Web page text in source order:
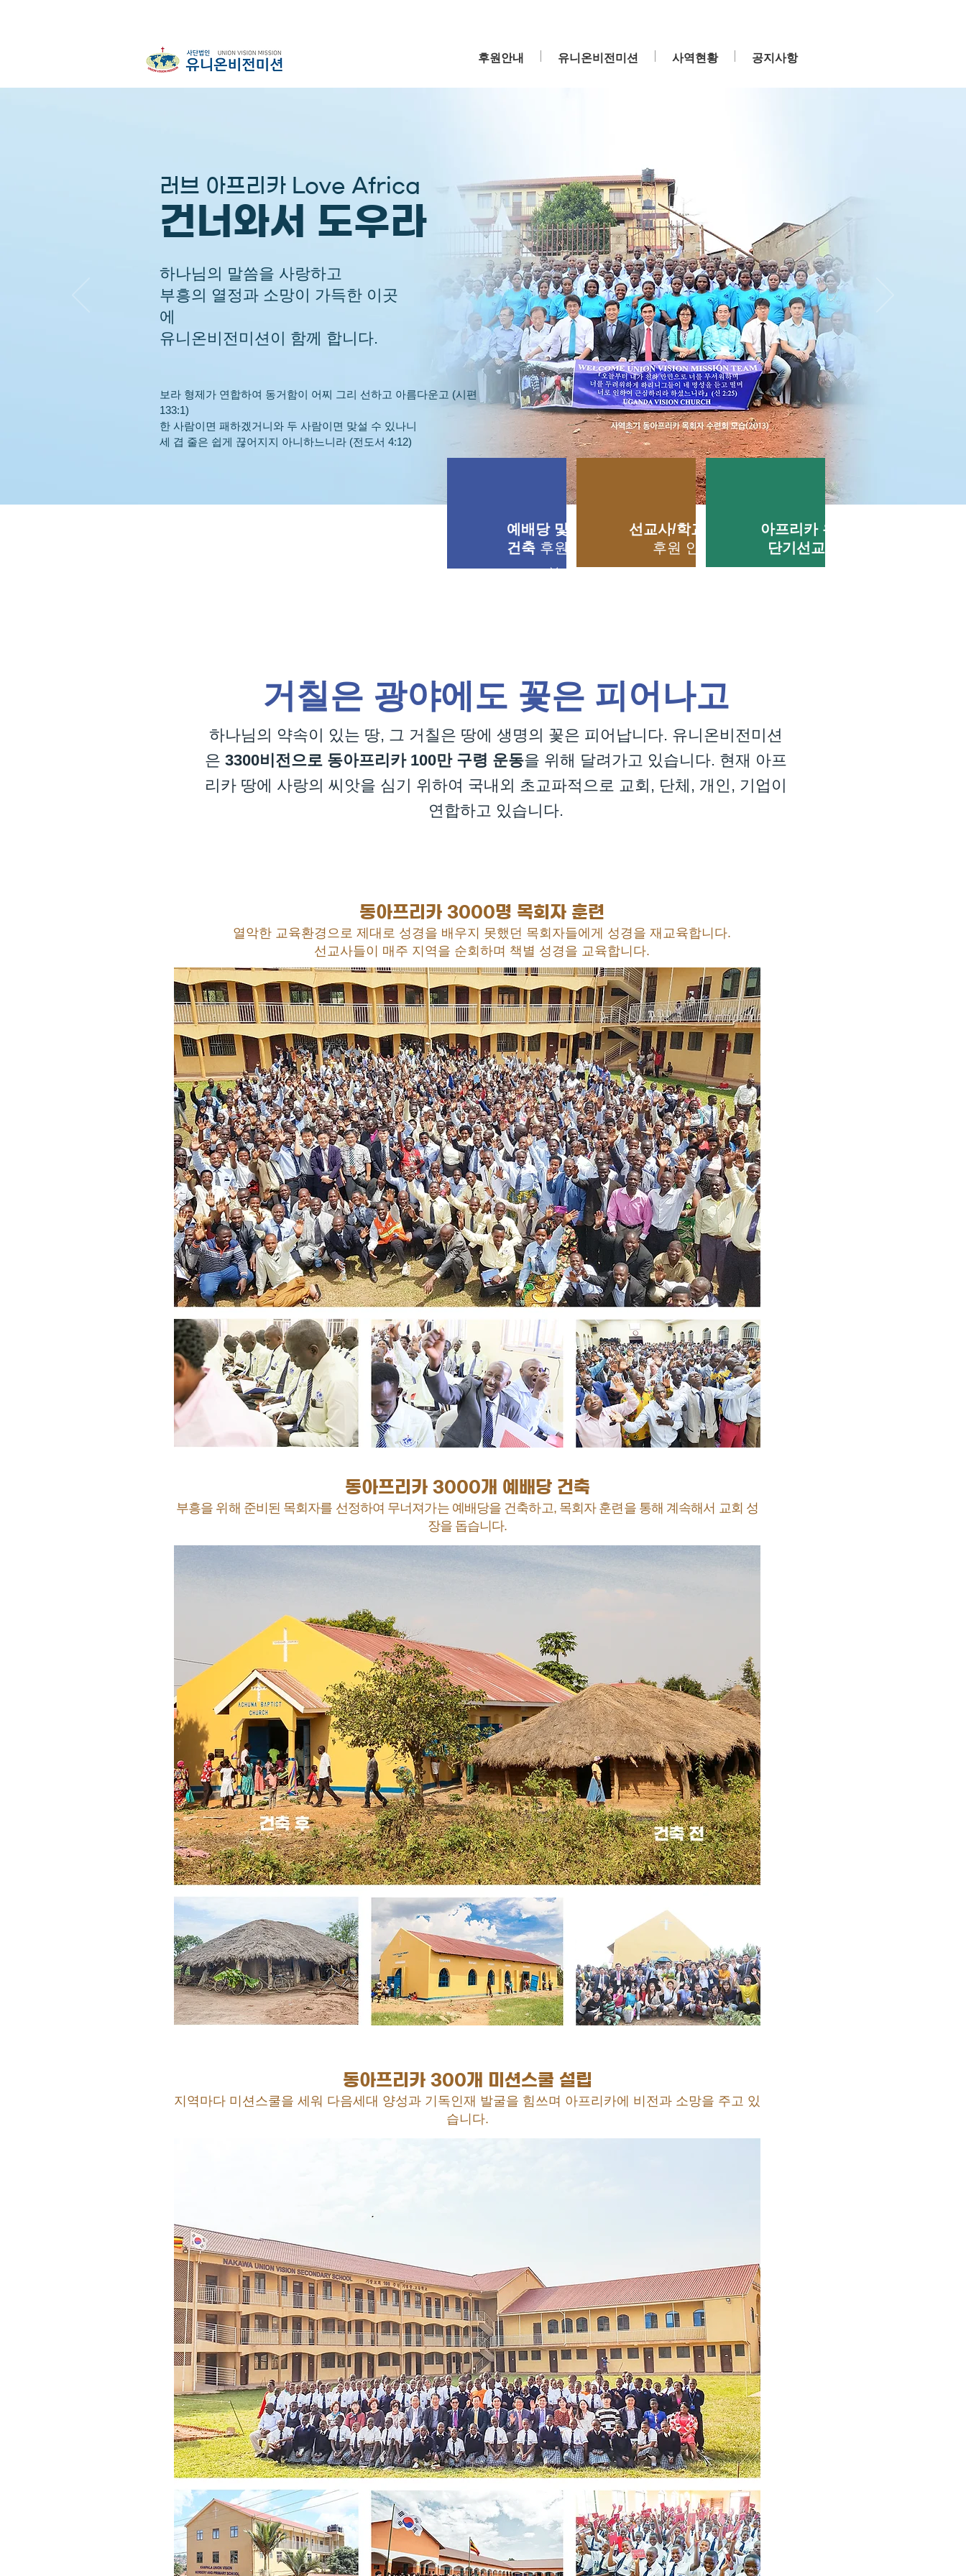
후원안내 유니온비전미션 사역현황 공지사항
러브 아프리카 Love Africa
건너와서 도우라
하나님의 말씀을 사랑하고
부흥의 열정과 소망이 가득한 이곳
에
유니온비전미션이 함께 합니다.
보라 형제가 연합하여 동거함이 어찌 그리 선하고 아름다운고 (시편
133:1)
한 사람이면 패하겠거니와 두 사람이면 맞설 수 있나니
세 겹 줄은 쉽게 끊어지지 아니하느니라 (전도서 4:12)
예배당 및 학교
건축 후원 안내
⌵
선교사/학교/식량
후원 안내
⌵
아프리카 우간다
단기선교
⌵
거칠은 광야에도 꽃은 피어나고
하나님의 약속이 있는 땅, 그 거칠은 땅에 생명의 꽃은 피어납니다. 유니온비전미션
은 3300비전으로 동아프리카 100만 구령 운동을 위해 달려가고 있습니다. 현재 아프
리카 땅에 사랑의 씨앗을 심기 위하여 국내외 초교파적으로 교회, 단체, 개인, 기업이
연합하고 있습니다.
동아프리카 3000명 목회자 훈련
열악한 교육환경으로 제대로 성경을 배우지 못했던 목회자들에게 성경을 재교육합니다.
선교사들이 매주 지역을 순회하며 책별 성경을 교육합니다.
동아프리카 3000개 예배당 건축
부흥을 위해 준비된 목회자를 선정하여 무너져가는 예배당을 건축하고, 목회자 훈련을 통해 계속해서 교회 성
장을 돕습니다.
동아프리카 300개 미션스쿨 설립
지역마다 미션스쿨을 세워 다음세대 양성과 기독인재 발굴을 힘쓰며 아프리카에 비전과 소망을 주고 있
습니다.